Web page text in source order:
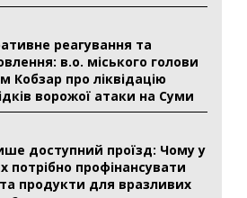
реагування та
в.о. міського голови
Кобзар про ліквідацію
ворожої атаки на Суми
доступний проїзд: Чому у
потрібно профінансувати
продукти для вразливих